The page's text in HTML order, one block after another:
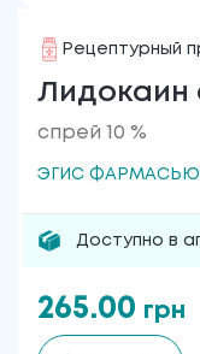
Рецептурный
Лидокаин
спрей 10 %
ЭГИС
Доступно в
265.00 грн